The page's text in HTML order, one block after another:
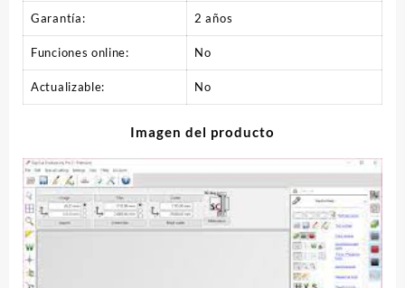
Garantía: 2 años
Funciones online: No
Actualizable: No
Imagen del producto